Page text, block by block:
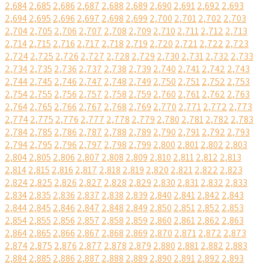
2,6842,685 2,686 2,687 2,688 2,689 2,690 2,6912,692 2,693
2,6942,695 2,696 2,697 2,698 2,699 2,700 2,7012,702 2,703
2,7042,705 2,706 2,707 2,708 2,709 2,710 2,7112,712 2,713
2,7142,715 2,716 2,717 2,718 2,719 2,720 2,7212,722 2,723
2,7242,725 2,726 2,727 2,728 2,729 2,730 2,7312,732 2,733
2,7342,735 2,736 2,737 2,738 2,739 2,740 2,7412,742 2,743
2,7442,745 2,746 2,747 2,748 2,749 2,750 2,7512,752 2,753
2,7542,755 2,756 2,757 2,758 2,759 2,760 2,7612,762 2,763
2,7642,765 2,766 2,767 2,768 2,769 2,770 2,7712,772 2,773
2,7742,775 2,776 2,777 2,778 2,779 2,780 2,7812,782 2,783
2,7842,785 2,786 2,787 2,788 2,789 2,790 2,7912,792 2,793
2,7942,795 2,796 2,797 2,798 2,799 2,800 2,8012,802 2,803
2,8042,805 2,806 2,807 2,808 2,809 2,810 2,8112,812 2,813
2,8142,815 2,816 2,817 2,818 2,819 2,820 2,8212,822 2,823
2,8242,825 2,826 2,827 2,828 2,829 2,830 2,8312,832 2,833
2,8342,835 2,836 2,837 2,838 2,839 2,840 2,8412,842 2,843
2,8442,845 2,846 2,847 2,848 2,849 2,850 2,8512,852 2,853
2,8542,855 2,856 2,857 2,858 2,859 2,860 2,8612,862 2,863
2,8642,865 2,866 2,867 2,868 2,869 2,870 2,8712,872 2,873
2,8742,875 2,876 2,877 2,878 2,879 2,880 2,8812,882 2,883
2,8842,885 2,886 2,887 2,888 2,889 2,890 2,8912,892 2,893